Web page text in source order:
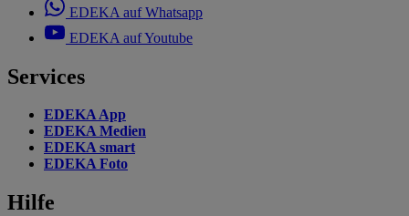
EDEKA auf Whatsapp
EDEKA auf Youtube
Services
EDEKA App
EDEKA Medien
EDEKA smart
EDEKA Foto
Hilfe